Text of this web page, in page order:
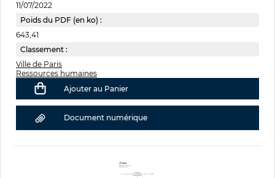
11/07/2022
Poids du PDF (en ko) :
643,41
Classement :
Ville de Paris
Ressources humaines
Ajouter au Panier
Document numérique